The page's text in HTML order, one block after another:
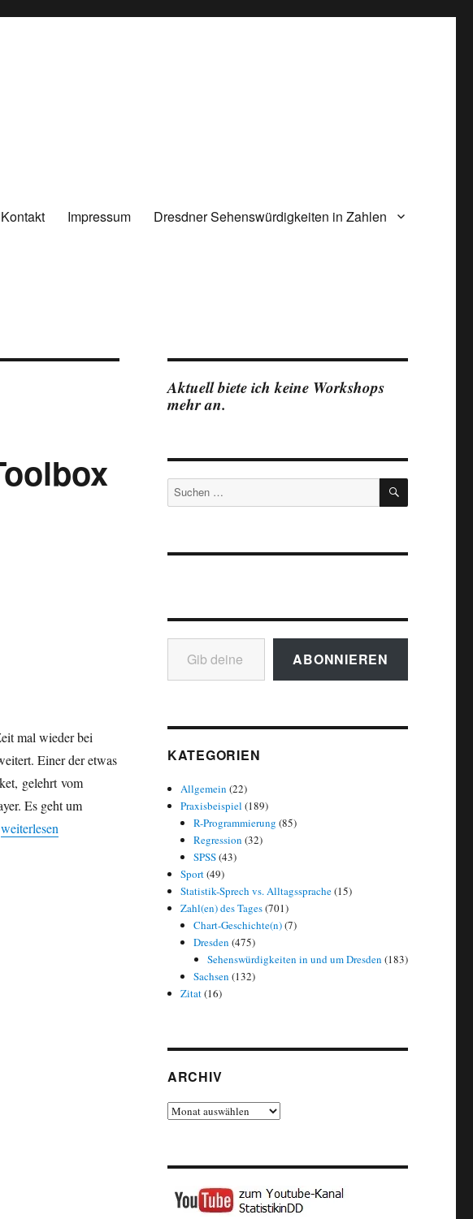
Kontakt Impressum
Dresdner Sehenswürdigkeiten in Zahlen
mal wieder bei
Einer der etwas
gelehrt vom
Es geht um
„R-Zertifizierung: Machine Learning Toolbox (DataCamp)“
weiterlesen
Aktuell biete ich keine Workshops
mehr an.
Suchen
nach:
SUCHEN
Gib deine E-Mail-Adresse ein ...
ABONNIEREN
KATEGORIEN
Allgemein (22)
Praxisbeispiel (189)
R-Programmierung (85)
Regression (32)
SPSS(43)
Sport(49)
Statistik-Sprech vs. Alltagssprache(15)
Zahl(en) des Tages(701)
Chart-Geschichte(n)(7)
Dresden (475)
Sehenswürdigkeiten in und um Dresden (183)
Sachsen (132)
Zitat(16)
ARCHIV
Archiv